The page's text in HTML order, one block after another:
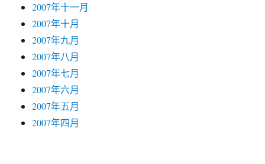
2007年十一月
2007年十月
2007年九月
2007年八月
2007年七月
2007年六月
2007年五月
2007年四月